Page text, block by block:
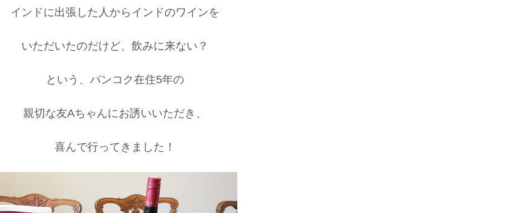
インドに出張した人からインドのワインを
いただいたのだけど、飲みに来ない？
という、バンコク在住5年の
親切な友Aちゃんにお誘いいただき、
喜んで行ってきました！